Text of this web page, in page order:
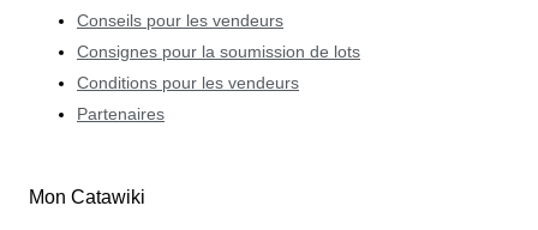
Conseils pour les vendeurs
Consignes pour la soumission de lots
Conditions pour les vendeurs
Partenaires
Mon Catawiki